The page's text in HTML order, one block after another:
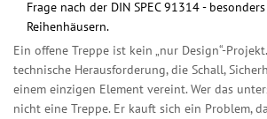
Frage nach der DIN SPEC 91314 -
Reihenhäusern.
Ein offene Treppe ist kein „nur Design“-
technische Herausforderung, die Schall,
einem einzigen Element vereint. Wer das
nicht eine Treppe. Er kauft sich ein Problem,